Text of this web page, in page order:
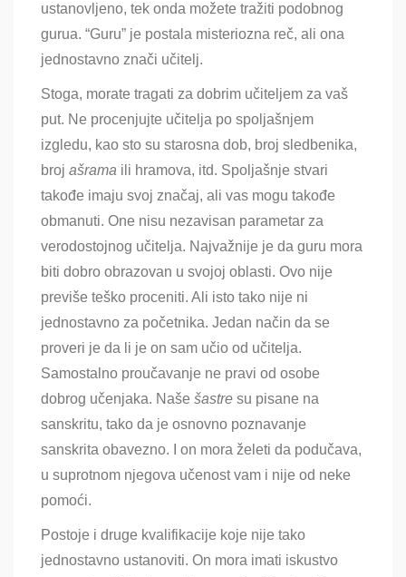
ustanovljeno, tek onda možete tražiti podobnog
gurua. “Guru” je postala misteriozna reč, ali ona
jednostavno znači učitelj.
Stoga, morate tragati za dobrim učiteljem za vaš
put. Ne procenjujte učitelja po spoljašnjem
izgledu, kao sto su starosna dob, broj sledbenika,
broj ašrama ili hramova, itd. Spoljašnje stvari
takođe imaju svoj značaj, ali vas mogu takođe
obmanuti. One nisu nezavisan parametar za
verodostojnog učitelja. Najvažnije je da guru mora
biti dobro obrazovan u svojoj oblasti. Ovo nije
previše teško proceniti. Ali isto tako nije ni
jednostavno za početnika. Jedan način da se
proveri je da li je on sam učio od učitelja.
Samostalno proučavanje ne pravi od osobe
dobrog učenjaka. Naše šastre su pisane na
sanskritu, tako da je osnovno poznavanje
sanskrita obavezno. I on mora želeti da podučava,
u suprotnom njegova učenost vam i nije od neke
pomoći.
Postoje i druge kvalifikacije koje nije tako
jednostavno ustanoviti. On mora imati iskustvo